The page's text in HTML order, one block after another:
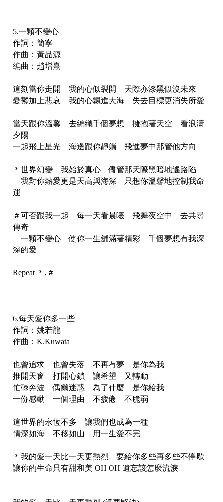
5.一顆不變心
作詞：簡寧
作曲：黃品源
編曲：趙增熹
這刻當你走開 我的心似裂開 天際亦漆黑似沒未來
憂鬱加上悲哀 我的心飄進大海 失去目標更消失所愛
當天跟你溫馨 去編織千個夢想 擁抱著天空 看浪濤
夕陽
一起飛上星光 海邊跟你靜躺 飛進夢中那管他方向
＊世界幻變 我始於真心 儘管那天際黑暗地遙路陷
我對你熱愛更是天高與海深 只想你溫馨地控制我命
運
＃可否跟我一起 每一天看晨曦 飛舞夜空中 去共尋
傳奇
一顆不變心 使你一生舖滿著精彩 千個夢想有我深
深的愛
Repeat ＊,＃
6.每天愛你多一些
作詞：姚若龍
作曲：K.Kuwata
也曾追求 也曾失落 不再有夢 是你為我
推開天窗 打開心鎖 讓希望 又轉動
忙碌奔波 偶爾迷惑 為了什麼 是你給我
一份感動 一個理由 不疲倦 不脆弱
這世界的永恆不多 讓我們也成為一種
情深如海 不移如山 用一生愛不完
＊我的愛一天比一天更熱烈 要給你多些再多些不停歇
讓你的生命只有甜和美 OH OH 遺忘該怎麼流淚